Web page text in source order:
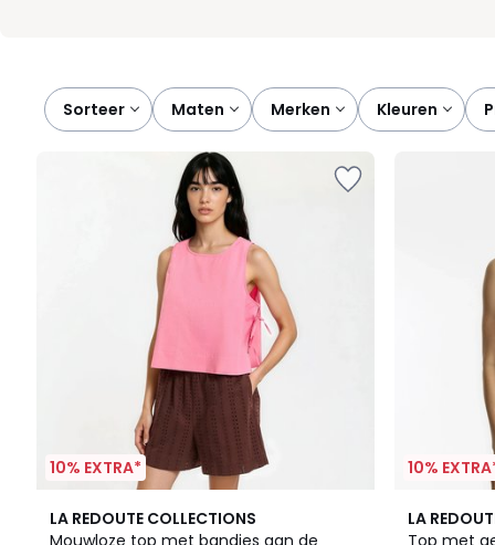
Sorteer maten merken kleuren
10% EXTRA*
LA REDOUTE COLLECTIONS
Mouwloze top met bandjes aan de
5
/
10%
LA
Top met
5
/